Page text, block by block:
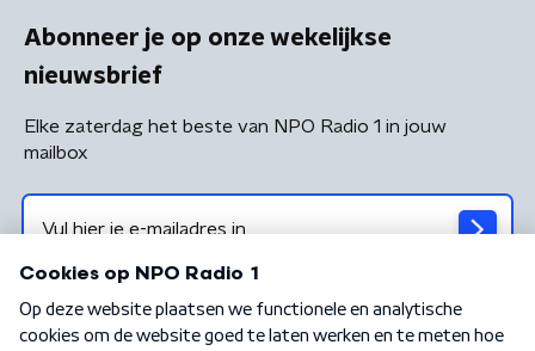
Abonneer je op onze wekelijkse
nieuwsbrief
Elke zaterdag het beste van NPO Radio 1 in jouw
mailbox